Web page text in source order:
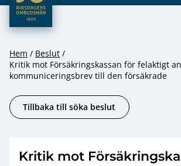
Hem
Beslut
Kritik mot Försäkringskassan för felaktigt
kommuniceringsbrev till den försäkrade
Tillbaka till söka beslut
Kritik mot